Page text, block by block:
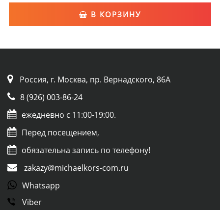
В КОРЗИНУ
Россия, г. Москва, пр. Вернадского, 86А
8 (926) 003-86-24
ежедневно с 11:00-19:00.
Перед посещением,
обязательна запись по телефону!
zakazy@michaelkors-com.ru
Whatsapp
Viber